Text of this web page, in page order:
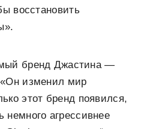
восстановить
бренд Джастина —
изменил мир
этот бренд появился,
немного агрессивнее